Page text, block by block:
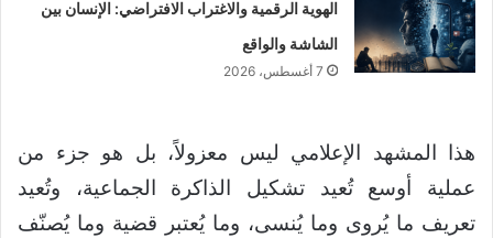
الهوية الرقمية والاغتراب الافتراضي: الإنسان بين
الشاشة والواقع
7 أغسطس، 2026
هذا المشهد الإعلامي ليس معزولاً، بل هو جزء من
عملية أوسع تُعيد تشكيل الذاكرة الجماعية، وتُعيد
تعريف ما يُروى وما يُنسى، وما يُعتبر قضية وما يُصنّف